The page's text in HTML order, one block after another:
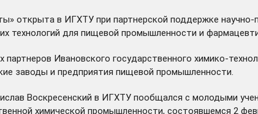
открыта в ИГХТУ при партнерской поддержке
технологий для пищевой промышленности и
Ивановского государственного химико-
заводы и предприятия пищевой промышленности.
Воскресенский в ИГХТУ пообщался с молодыми
химической промышленности, состоявшемся 2